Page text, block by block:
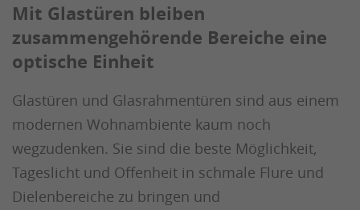
Mit Glastüren bleiben
zusammengehörende Bereiche eine
optische Einheit
Glastüren und Glasrahmentüren sind aus einem
modernen Wohnambiente kaum noch
wegzudenken. Sie sind die beste Möglichkeit,
Tageslicht und Offenheit in schmale Flure und
Dielenbereiche zu bringen und